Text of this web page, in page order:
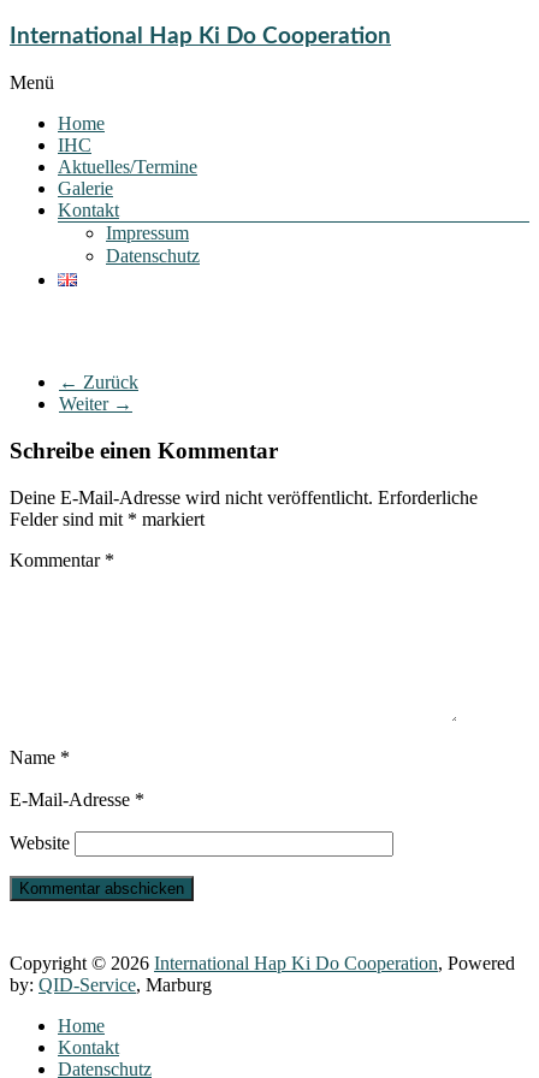
International Hap Ki Do Cooperation
Menü
Home
IHC
Aktuelles/Termine
Galerie
Kontakt
Impressum
Datenschutz
← Zurück
Weiter →
Schreibe einen Kommentar
Deine E-Mail-Adresse wird nicht veröffentlicht. Erforderliche
Felder sind mit * markiert
Kommentar *
Name *
E-Mail-Adresse *
Website
Copyright © 2026 International Hap Ki Do Cooperation, Powered
by: QID-Service, Marburg
Home
Kontakt
Datenschutz